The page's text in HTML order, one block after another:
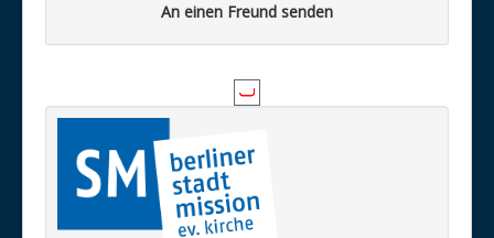
An einen Freund senden